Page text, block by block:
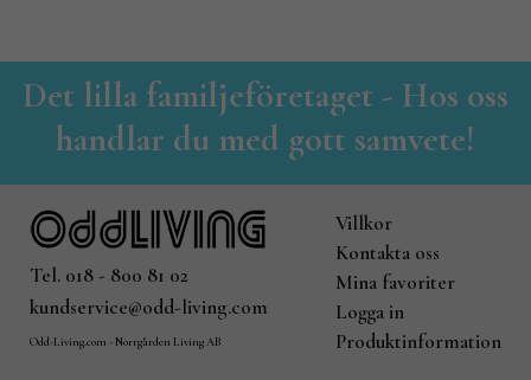
Det lilla familjeföretaget - Hos oss
handlar du med gott samvete!
Tel. 018 - 800 81 02
kundservice@odd-living.com
Odd-Living.com - Norrgården Living AB
Villkor
Kontakta oss
Mina favoriter
Logga in
Produktinformation